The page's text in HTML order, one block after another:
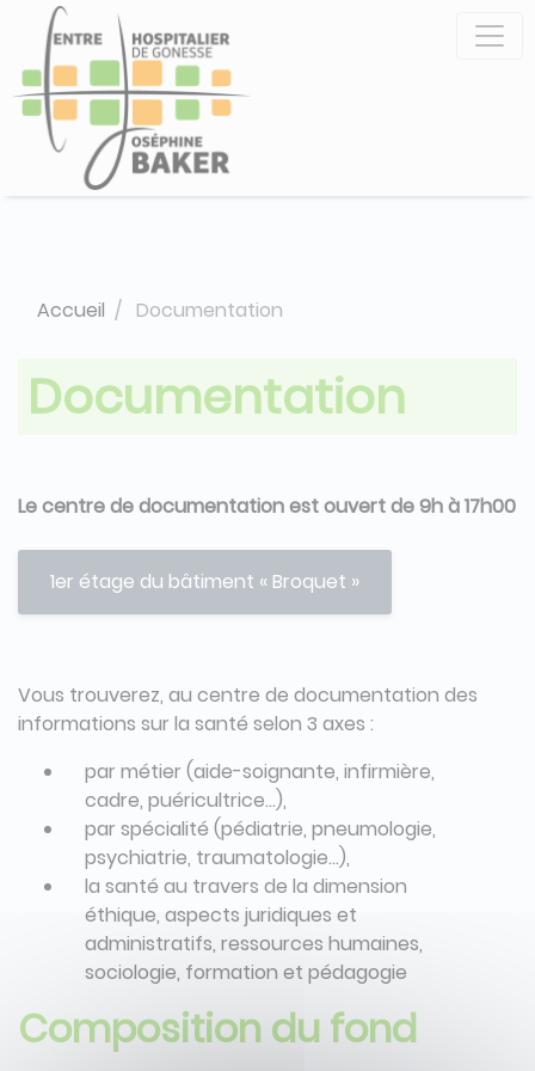
contenu
principal
Accueil Documentation
Documentation
Le centre de documentation est ouvert de 9h à 17h00
1er étage du bâtiment « Broquet »
Vous trouverez, au centre de documentation des
informations sur la santé selon 3 axes :
par métier (aide-soignante, infirmière,
cadre, puéricultrice…),
par spécialité (pédiatrie, pneumologie,
psychiatrie, traumatologie…),
la santé au travers de la dimension
éthique, aspects juridiques et
administratifs, ressources humaines,
sociologie, formation et pédagogie
Composition du fond
Panneau de gestion des cookies